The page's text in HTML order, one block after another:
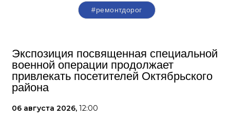
#ремонтдорог
Экспозиция посвященная специальной
военной операции продолжает
привлекать посетителей Октябрьского
района
06 августа 2026, 12:00